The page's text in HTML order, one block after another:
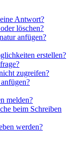
Antwort?
löschen?
anfügen?
erstellen?
zugreifen?
melden?
beim Schreiben
werden?